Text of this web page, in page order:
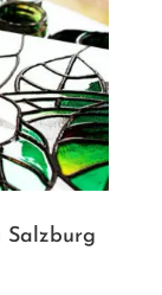
Salzburg